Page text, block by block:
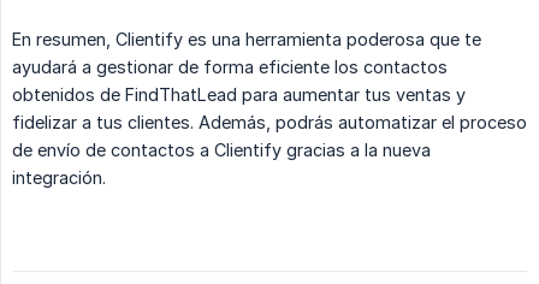
En resumen, Clientify es una herramienta poderosa que te
ayudará a gestionar de forma eficiente los contactos
obtenidos de FindThatLead para aumentar tus ventas y
fidelizar a tus clientes. Además, podrás automatizar el proceso
de envío de contactos a Clientify gracias a la nueva
integración.